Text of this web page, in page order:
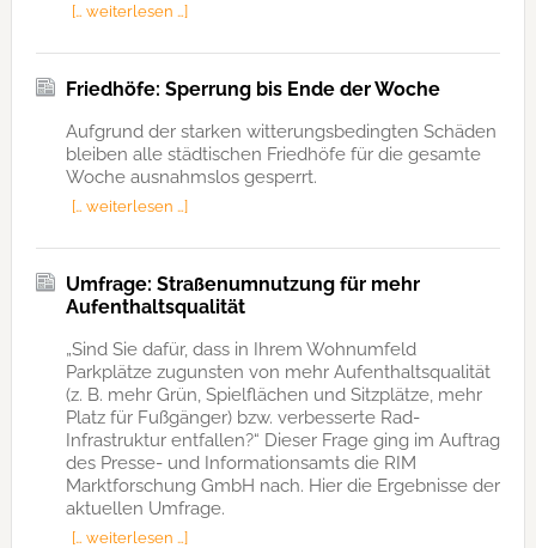
[… weiterlesen …]
Friedhöfe: Sperrung bis Ende der Woche
Aufgrund der starken witterungsbedingten Schäden
bleiben alle städtischen Friedhöfe für die gesamte
Woche ausnahmslos gesperrt.
[… weiterlesen …]
Umfrage: Straßenumnutzung für mehr
Aufenthaltsqualität
„Sind Sie dafür, dass in Ihrem Wohnumfeld
Parkplätze zugunsten von mehr Aufenthaltsqualität
(z. B. mehr Grün, Spielflächen und Sitzplätze, mehr
Platz für Fußgänger) bzw. verbesserte Rad-
Infrastruktur entfallen?“ Dieser Frage ging im Auftrag
des Presse- und Informationsamts die RIM
Marktforschung GmbH nach. Hier die Ergebnisse der
aktuellen Umfrage.
[… weiterlesen …]